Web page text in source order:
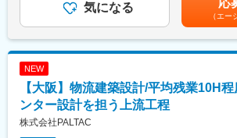
チャレンジすることが可能で自律的なキャ
「社内公募」「自己申告」などの制度も整
変更の範囲：会社の定める業務
は、チームワークを重視してプロジェクト
ので、安心して働いていただける環境です
イアントが多いですが、内資企業のプロジ
ります。個々人のスキル・ご経験にあわせ
トを決定しますのでご安心ください。
給与を考慮し、相談の上決定致します。※
て業績賞与の支給があります。賃金はあく
り、選考を通じて上下する可能性がありま
当を含めた表記です。
気になる
（エー
NEW
【大阪】物流建築設計/平均残業10H
ンター設計を担う上流工程
株式会社PALTAC